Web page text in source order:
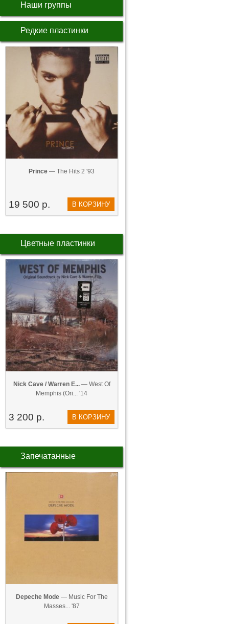
Наши группы
Редкие пластинки
Prince — The Hits 2 '93
19 500 р. В КОРЗИНУ
Цветные пластинки
Nick Cave / Warren E...— West Of
Memphis (Ori... '14
3 200 р. В КОРЗИНУ
Запечатанные
Depeche Mode— Music For The
Masses... '87